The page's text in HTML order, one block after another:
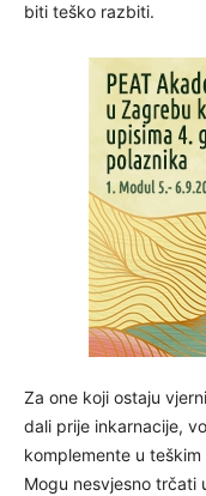
biti teško razbiti.
Za one koji ostaju
dali prije inkarnacije,
komplemente u
Mogu nesvjesno trčati